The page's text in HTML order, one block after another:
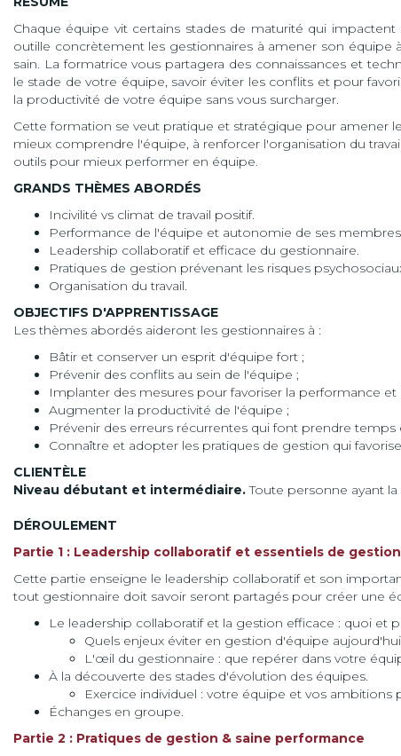
Chaque équipe vit certains stades de maturité qui
outille concrètement les gestionnaires à amener son
sain. La formatrice vous partagera des connaissances et
le stade de votre équipe, savoir éviter les conflits et pour
la productivité de votre équipe sans vous surcharger.
Cette formation se veut pratique et stratégique pour amener
mieux comprendre l'équipe, à renforcer l'organisation du
outils pour mieux performer en équipe.
GRANDS THÈMES ABORDÉS
Incivilité vs climat de travail positif.
Performance de l'équipe et autonomie de ses
Leadership collaboratif et efficace du gestionnaire.
Pratiques de gestion prévenant les risques
Organisation du travail.
OBJECTIFS D'APPRENTISSAGE
Les thèmes abordés aideront les gestionnaires à :
Bâtir et conserver un esprit d'équipe fort ;
Prévenir des conflits au sein de l'équipe ;
Implanter des mesures pour favoriser la performance
Augmenter la productivité de l'équipe ;
Prévenir des erreurs récurrentes qui font prendre
Connaître et adopter les pratiques de gestion qui
CLIENTÈLE
Niveau débutant et intermédiaire.Toute personne ayant
DÉROULEMENT
Partie 1 : Leadership collaboratif et essentiels de gestion
Cette partie enseigne le leadership collaboratif et son
tout gestionnaire doit savoir seront partagés pour créer une
Le leadership collaboratif et la gestion efficace : quoi et
Quels enjeux éviter en gestion d'équipe
L'œil du gestionnaire : que repérer dans votre
À la découverte des stades d'évolution des équipes.
Exercice individuel : votre équipe et vos ambitions
Échanges en groupe.
Partie 2 : Pratiques de gestion & saine performance